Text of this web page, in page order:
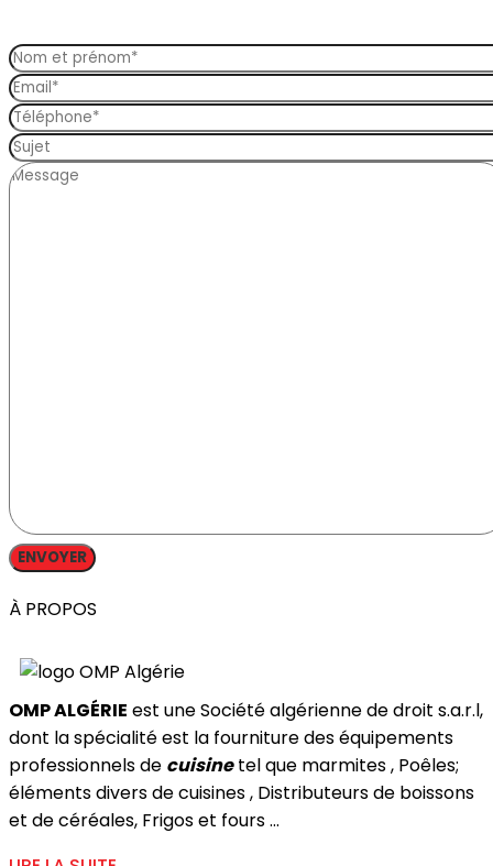
À PROPOS
OMP ALGÉRIE est une Société algérienne de droit s.a.r.l,
dont la spécialité est la fourniture des équipements
professionnels de cuisine tel que marmites , Poêles;
éléments divers de cuisines , Distributeurs de boissons
et de céréales, Frigos et fours ...